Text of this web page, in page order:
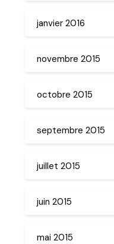
janvier 2016
novembre 2015
octobre 2015
septembre 2015
juillet 2015
juin 2015
mai 2015